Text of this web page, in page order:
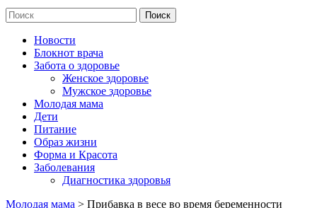
Новости
Блокнот врача
Забота о здоровье
Женское здоровье
Мужское здоровье
Молодая мама
Дети
Питание
Образ жизни
Форма и Красота
Заболевания
Диагностика здоровья
Молодая мама > Прибавка в весе во время беременности